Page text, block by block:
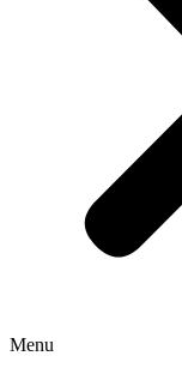
Menu